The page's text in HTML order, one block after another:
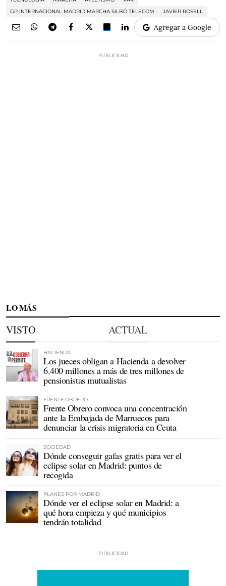
GP INTERNACIONAL MADRID MARCHA SILBÖ TELECOM
JAVIER ROSELL
Agregar a Google
LO MÁS
VISTO ACTUAL
HACIENDA
Los jueces obligan a Hacienda a devolver
6.400 millones a más de tres millones de
pensionistas mutualistas
FRENTE OBRERO
Frente Obrero convoca una concentración
ante la Embajada de Marruecos para
denunciar la crisis migratoria en Ceuta
SOCIEDAD
Dónde conseguir gafas gratis para ver el
eclipse solar en Madrid: puntos de
recogida
PLANES POR MADRID
Dónde ver el eclipse solar en Madrid: a
qué hora empieza y qué municipios
tendrán totalidad